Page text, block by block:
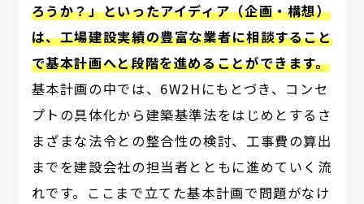
ろうか？」といったアイディア（企画・構想）
は、工場建設実績の豊富な業者に相談すること
で基本計画へと段階を進めることができます。
基本計画の中では、6W2Hにもとづき、コンセ
プトの具体化から建築基準法をはじめとするさ
まざまな法令との整合性の検討、工事費の算出
までを建設会社の担当者とともに進めていく流
れです。ここまで立てた基本計画で問題がなけ